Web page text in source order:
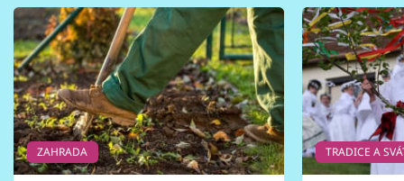
ZAHRADA TRADICE A